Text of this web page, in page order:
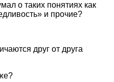
о таких понятиях как
и прочие?
друг от друга